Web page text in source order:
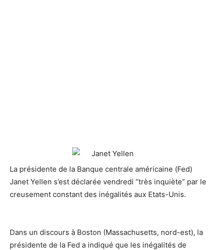
La présidente de la Banque centrale américaine (Fed)
Janet Yellen s’est déclarée vendredi “très inquiète” par le
creusement constant des inégalités aux Etats-Unis.
Dans un discours à Boston (Massachusetts, nord-est), la
présidente de la Fed a indiqué que les inégalités de